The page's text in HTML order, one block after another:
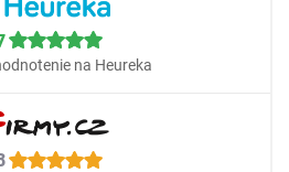
na Heureka